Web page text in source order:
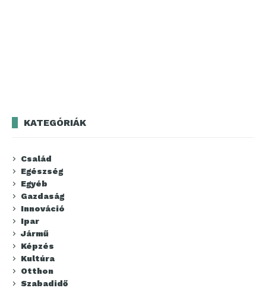
KATEGÓRIÁK
Család
Egészség
Egyéb
Gazdaság
Innováció
Ipar
Jármű
Képzés
Kultúra
Otthon
Szabadidő